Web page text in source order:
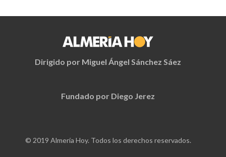
Dirigido por Miguel Ángel Sánchez Sáez
Fundado por Diego Jerez
© 2019 Almería Hoy. Todos los derechos reservados.